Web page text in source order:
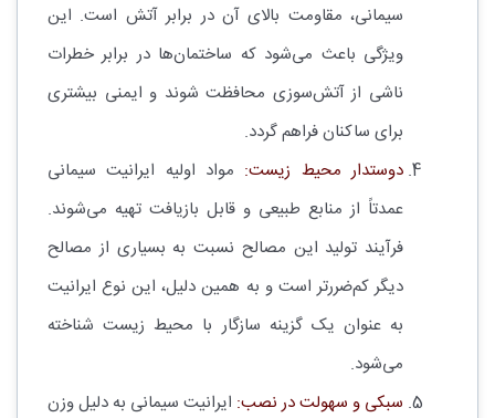
سیمانی، مقاومت بالای آن در برابر آتش است. این
ویژگی باعث می‌شود که ساختمان‌ها در برابر خطرات
ناشی از آتش‌سوزی محافظت شوند و ایمنی بیشتری
برای ساکنان فراهم گردد.
دوستدار محیط زیست: مواد اولیه ایرانیت سیمانی
عمدتاً از منابع طبیعی و قابل بازیافت تهیه می‌شوند.
فرآیند تولید این مصالح نسبت به بسیاری از مصالح
دیگر کم‌ضررتر است و به همین دلیل، این نوع ایرانیت
به عنوان یک گزینه سازگار با محیط زیست شناخته
می‌شود.
سبکی و سهولت در نصب: ایرانیت سیمانی به دلیل وزن